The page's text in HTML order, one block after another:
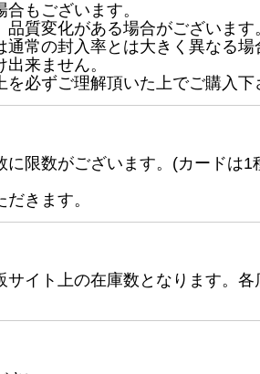
もございます。
質変化がある場合がございます
常の封入率とは大きく異なる場
来ません。
必ずご理解頂いた上でご購入下
限数がございます。(カードは1
きます。
イト上の在庫数となります。各